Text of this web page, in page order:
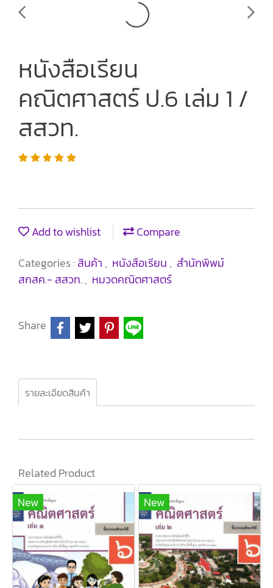
หนังสือเรียน
คณิตศาสตร์ ป.6 เล่ม 1 /
สสวท.
Add to wishlist
Compare
Categories :สินค้า , หนังสือเรียน , สำนักพิพม์
สกสค.- สสวท., หมวดคณิตศาสตร์
Share
รายละเอียดสินค้า
Related Product
New
New